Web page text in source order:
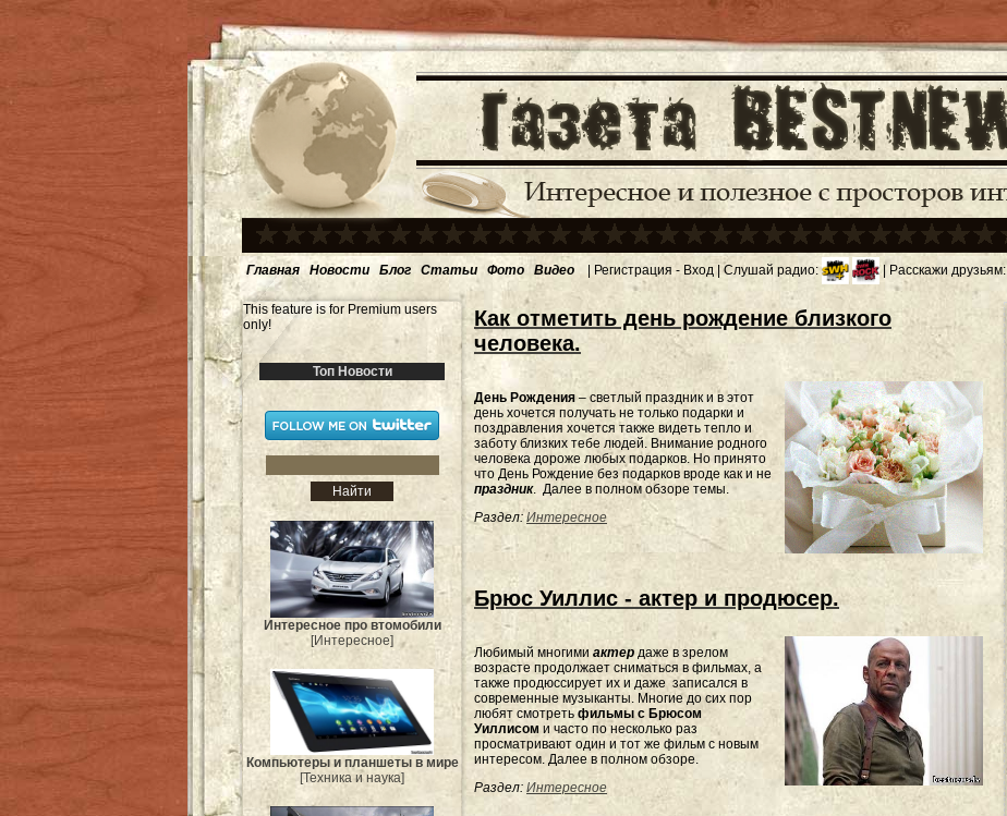
Главная Новости Блог Статьи Фото Видео | Регистрация - Вход | Слушай радио: | Расскажи друзьям:
This feature is for Premium users
only!
Топ Новости
Интересное про втомобили
[Интересное]
Компьютеры и планшеты в мире
[Техника и наука]
Как отметить день рождение близкого
человека.
День Рождения – светлый праздник и в этот
день хочется получать не только подарки и
поздравления хочется также видеть тепло и
заботу близких тебе людей. Внимание родного
человека дороже любых подарков. Но принято
что День Рождение без подарков вроде как и не
праздник. Далее в полном обзоре темы.
Раздел: Интересное
Брюс Уиллис - актер и продюсер.
Любимый многими актер даже в зрелом
возрасте продолжает сниматься в фильмах, а
также продюссирует их и даже записался в
современные музыканты. Многие до сих пор
любят смотретьфильмы с Брюсом
Уиллисом и часто по несколько раз
просматривают один и тот же фильм с новым
интересом. Далее в полном обзоре.
Раздел: Интересное